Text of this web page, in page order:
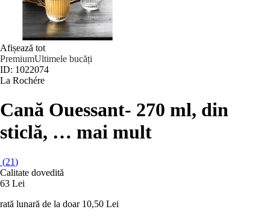
Afișează tot
PremiumUltimele bucăți
ID: 1022074
La Rochére
Cană Ouessant- 270 ml, din
sticlă, … mai mult
(21)
Calitate dovedită
63 Lei
rată lunară de la doar 10,50 Lei